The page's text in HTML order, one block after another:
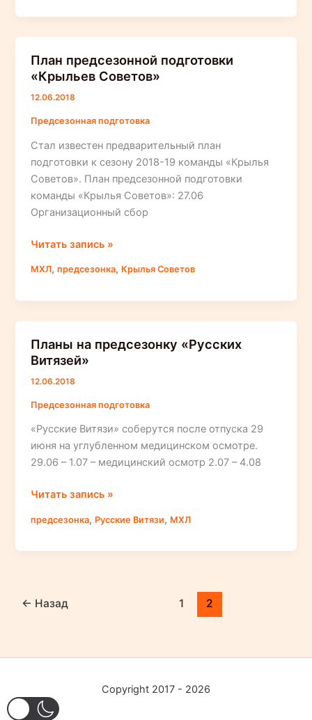
План предсезонной подготовки
«Крыльев Советов»
12.06.2018
Предсезонная подготовка
Стал известен предварительный план
подготовки к сезону 2018-19 команды «Крылья
Советов». План предсезонной подготовки
команды «Крылья Советов»: 27.06
Организационный сбор
План
подготовки
Читать запись »
МХЛ,предсезонка, Крылья Советов
Планы на предсезонку «Русских
Витязей»
12.06.2018
Предсезонная подготовка
«Русские Витязи» соберутся после отпуска 29
июня на углубленном медицинском осмотре.
29.06 – 1.07 – медицинский осмотр 2.07 – 4.08
Планы
предсезонку
Читать запись »
предсезонка, Русские Витязи, МХЛ
← Назад 1 2
Copyright 2017 - 2026